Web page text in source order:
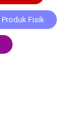
Produk Fisik